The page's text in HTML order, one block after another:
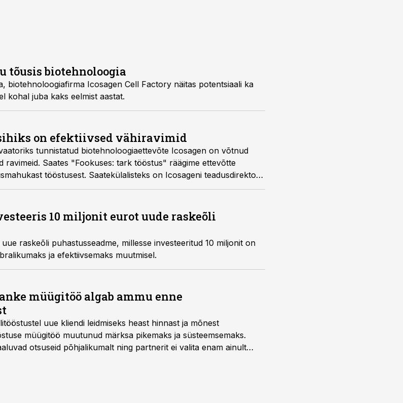
tõusis biotehnoloogia
biotehnoloogiafirma Icosagen Cell Factory näitas potentsiaali ka
kohal juba kaks eelmist aastat.
on efektiivsed vähiravimid
tunnistatud biotehnoloogiaettevõte Icosagen on võtnud
ravimeid. Saates "Fookuses: tark tööstus" räägime ettevõtte
tööstusest. Saatekülalisteks on Icosageni teadusdirektor
osakonna arendusjuht Mart Toots, saadet juhib Toomas
10 miljonit eurot uude raskeõli
raskeõli puhastusseadme, millesse investeeritud 10 miljonit on
ja efektiivsemaks muutmisel.
müügitöö algab ammu enne
uue kliendi leidmiseks heast hinnast ja mõnest
müügitöö muutunud märksa pikemaks ja süsteemsemaks.
otsuseid põhjalikumalt ning partnerit ei valita enam ainult